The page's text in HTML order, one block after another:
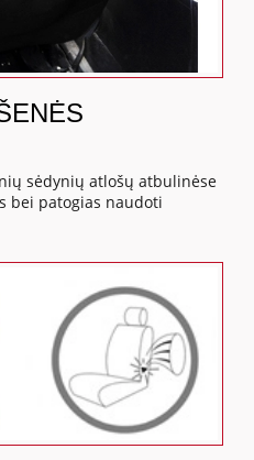
sėdynių atlošų atbulinėse
bei patogias naudoti